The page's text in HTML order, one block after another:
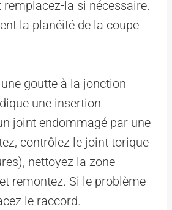
la si nécessaire.
la planéité de la coupe
goutte à la jonction
une insertion
joint endommagé par une
contrôlez le joint torique
nettoyez la zone
remontez. Si le problème
le raccord.